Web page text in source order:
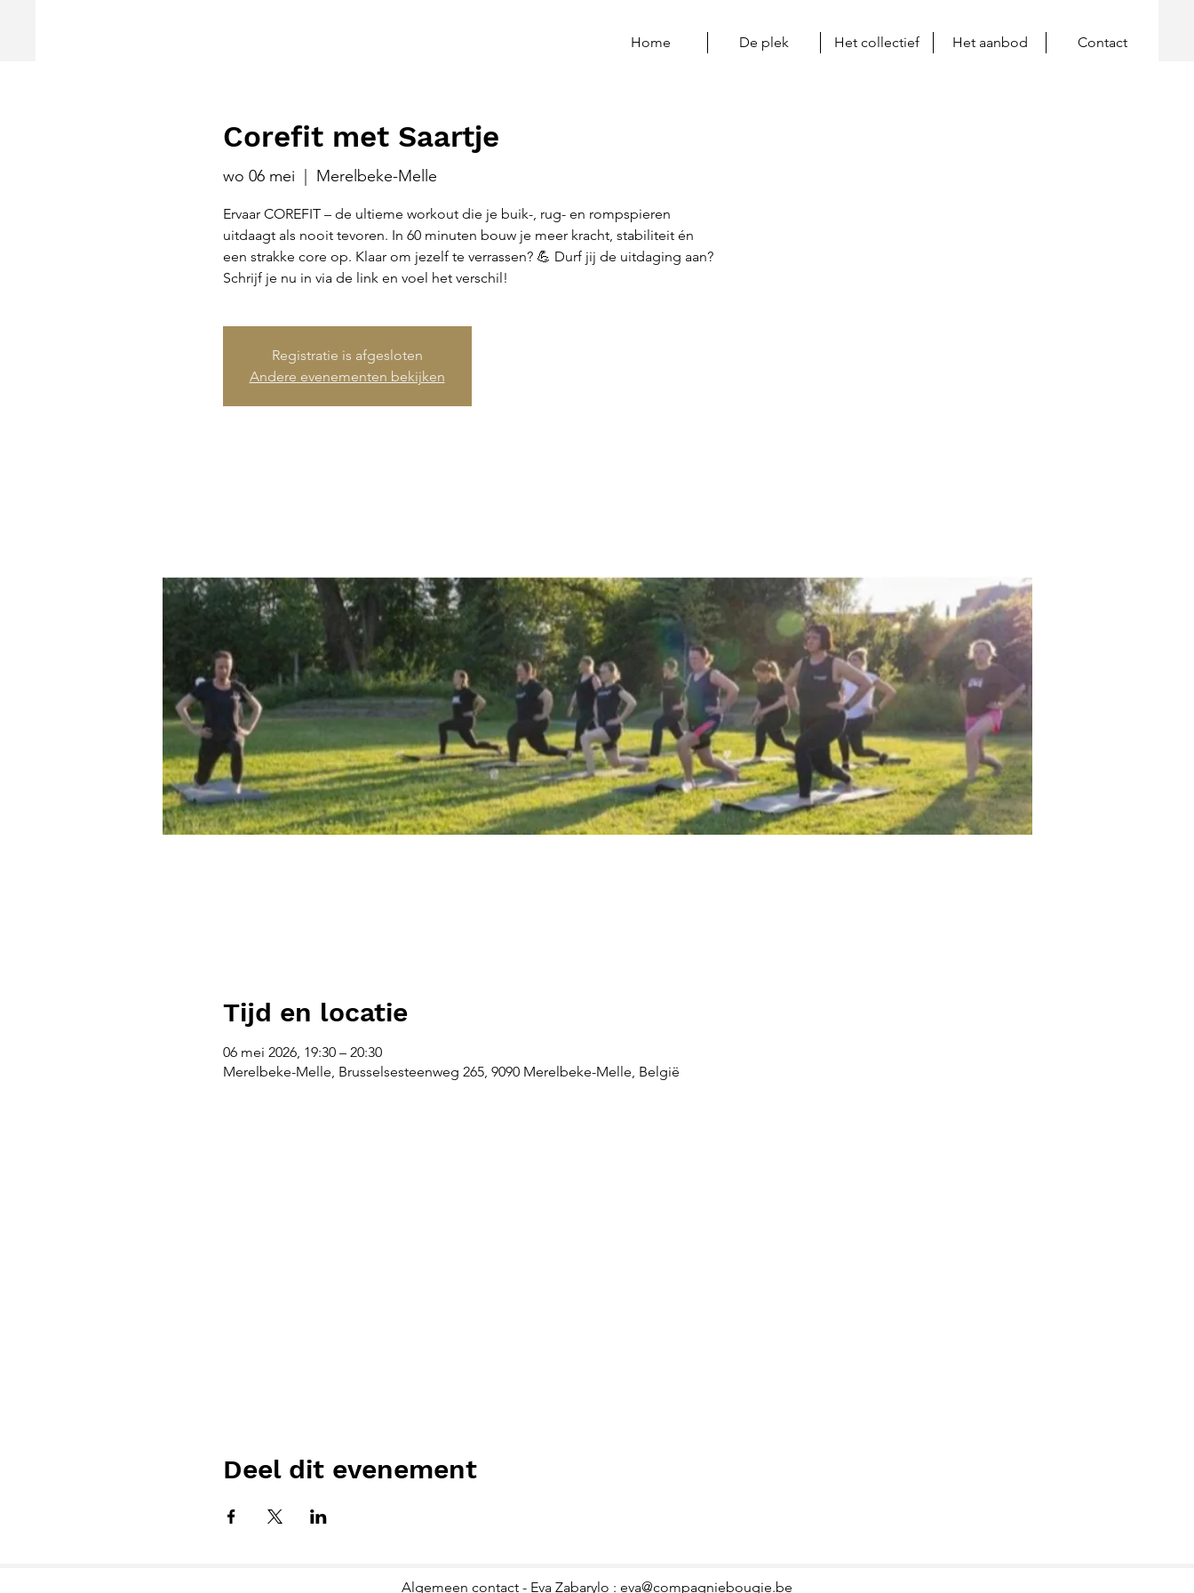
Home De plek Het collectief Het aanbod Contact
Corefit met Saartje
wo 06 mei Merelbeke-Melle
Ervaar COREFIT – de ultieme workout die je buik-, rug- en rompspieren
uitdaagt als nooit tevoren. In 60 minuten bouw je meer kracht, stabiliteit én
een strakke core op. Klaar om jezelf te verrassen? 💪 Durf jij de uitdaging aan?
Schrijf je nu in via de link en voel het verschil!
Registratie is afgesloten
Andere evenementen bekijken
Tijd en locatie
06 mei 2026, 19:30 – 20:30
Merelbeke-Melle, Brusselsesteenweg 265, 9090 Merelbeke-Melle, België
Deel dit evenement
Algemeen contact - Eva Zabarylo : eva@compagniebougie.be